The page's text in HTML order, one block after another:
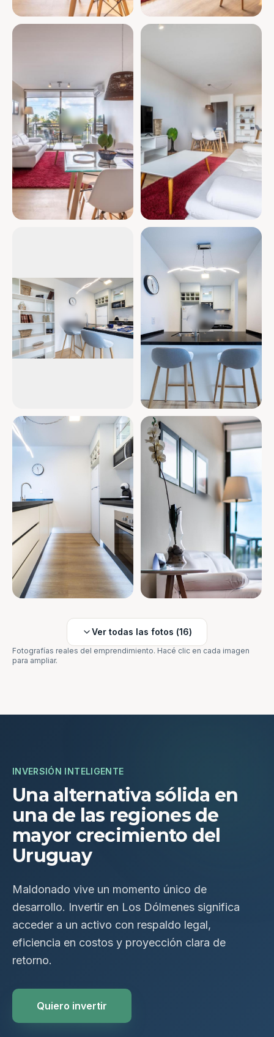
Ver todas las fotos (16)
Fotografías reales del emprendimiento. Hacé clic en cada imagen
para ampliar.
INVERSIÓN INTELIGENTE
Una alternativa sólida en
una de las regiones de
mayor crecimiento del
Uruguay
Maldonado vive un momento único de
desarrollo. Invertir en Los Dólmenes significa
acceder a un activo con respaldo legal,
eficiencia en costos y proyección clara de
retorno.
Quiero invertir